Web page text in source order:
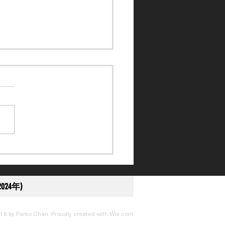
至停賽 10 日
年)
by Parko Chan. Proudly created with Wix.com